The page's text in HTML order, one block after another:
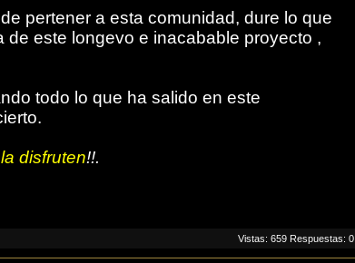
pertener a esta comunidad, dure lo que
este longevo e inacabable proyecto ,
todo lo que ha salido en este
disfruten!!.
Vistas: 659 Respuestas: 0